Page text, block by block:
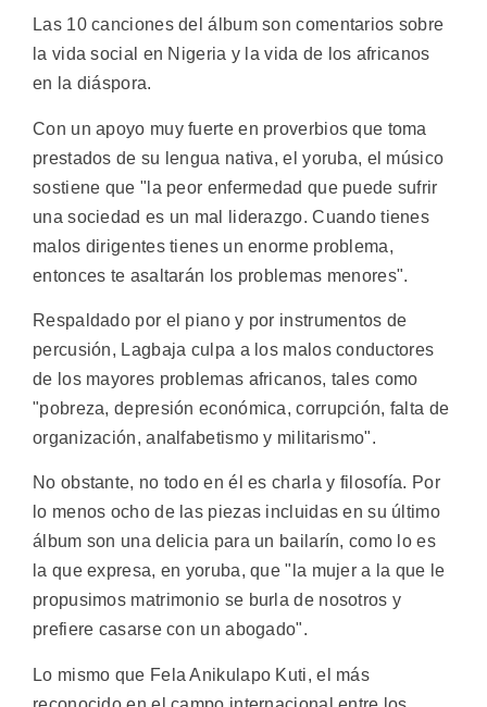
Las 10 canciones del álbum son comentarios sobre
la vida social en Nigeria y la vida de los africanos
en la diáspora.
Con un apoyo muy fuerte en proverbios que toma
prestados de su lengua nativa, el yoruba, el músico
sostiene que "la peor enfermedad que puede sufrir
una sociedad es un mal liderazgo. Cuando tienes
malos dirigentes tienes un enorme problema,
entonces te asaltarán los problemas menores".
Respaldado por el piano y por instrumentos de
percusión, Lagbaja culpa a los malos conductores
de los mayores problemas africanos, tales como
"pobreza, depresión económica, corrupción, falta de
organización, analfabetismo y militarismo".
No obstante, no todo en él es charla y filosofía. Por
lo menos ocho de las piezas incluidas en su último
álbum son una delicia para un bailarín, como lo es
la que expresa, en yoruba, que "la mujer a la que le
propusimos matrimonio se burla de nosotros y
prefiere casarse con un abogado".
Lo mismo que Fela Anikulapo Kuti, el más